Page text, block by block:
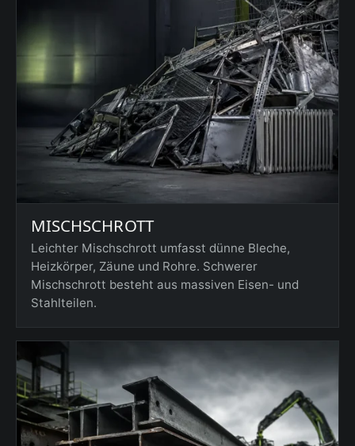
MISCHSCHROTT
Leichter Mischschrott umfasst dünne Bleche,
Heizkörper, Zäune und Rohre. Schwerer
Mischschrott besteht aus massiven Eisen- und
Stahlteilen.